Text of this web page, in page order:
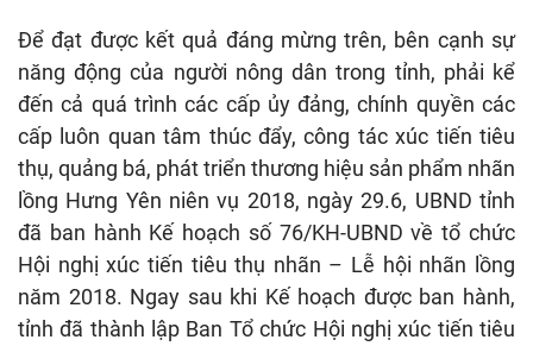
Để đạt được kết quả đáng mừng trên, bên cạnh sự
năng động của người nông dân trong tỉnh, phải kể
đến cả quá trình các cấp ủy đảng, chính quyền các
cấp luôn quan tâm thúc đẩy, công tác xúc tiến tiêu
thụ, quảng bá, phát triển thương hiệu sản phẩm nhãn
lồng Hưng Yên niên vụ 2018, ngày 29.6, UBND tỉnh
đã ban hành Kế hoạch số 76/KH-UBND về tổ chức
Hội nghị xúc tiến tiêu thụ nhãn – Lễ hội nhãn lồng
năm 2018. Ngay sau khi Kế hoạch được ban hành,
tỉnh đã thành lập Ban Tổ chức Hội nghị xúc tiến tiêu